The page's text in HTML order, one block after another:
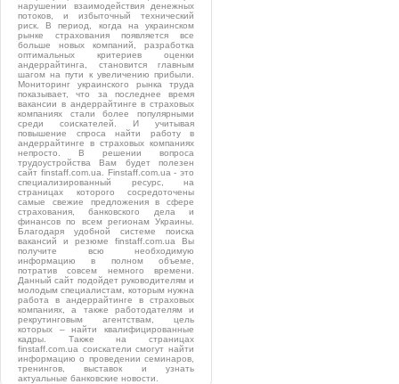
нарушении взаимодействия денежных
потоков, и избыточный технический
риск. В период, когда на украинском
рынке страхования появляется все
больше новых компаний, разработка
оптимальных критериев оценки
андеррайтинга, становится главным
шагом на пути к увеличению прибыли.
Мониторинг украинского рынка труда
показывает, что за последнее время
вакансии в андеррайтинге в страховых
компаниях стали более популярными
среди соискателей. И учитывая
повышение спроса найти работу в
андеррайтинге в страховых компаниях
непросто. В решении вопроса
трудоустройства Вам будет полезен
сайт finstaff.com.ua. Finstaff.com.ua - это
специализированный ресурс, на
страницах которого сосредоточены
самые свежие предложения в сфере
страхования, банковского дела и
финансов по всем регионам Украины.
Благодаря удобной системе поиска
вакансий и резюме finstaff.com.ua Вы
получите всю необходимую
информацию в полном объеме,
потратив совсем немного времени.
Данный сайт подойдет руководителям и
молодым специалистам, которым нужна
работа в андеррайтинге в страховых
компаниях, а также работодателям и
рекрутинговым агентствам, цель
которых – найти квалифицированные
кадры. Также на страницах
finstaff.com.ua соискатели смогут найти
информацию о проведении семинаров,
тренингов, выставок и узнать
актуальные банковские новости.